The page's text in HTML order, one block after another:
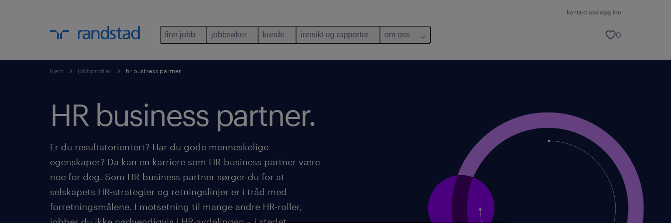
kontakt osslogg inn
finn jobb jobbsøker kunde innsikt og rapporter om oss 0
hjem jobbprofiler hr business partner
HR business partner.
Er du resultatorientert? Har du gode menneskelige
egenskaper? Da kan en karriere som HR business partner være
noe for deg. Som HR business partner sørger du for at
selskapets HR-strategier og retningslinjer er i tråd med
forretningsmålene. I motsetning til mange andre HR-roller,